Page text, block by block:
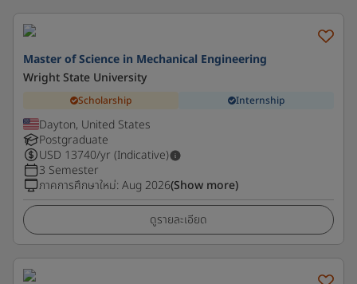
Master of Science in Mechanical Engineering
Wright State University
Scholarship Internship
Dayton, United States
Postgraduate
USD 13740/yr (Indicative)
3 Semester
ภาคการศึกษาใหม่:Aug 2026(Show more)
ดูรายละเอียด